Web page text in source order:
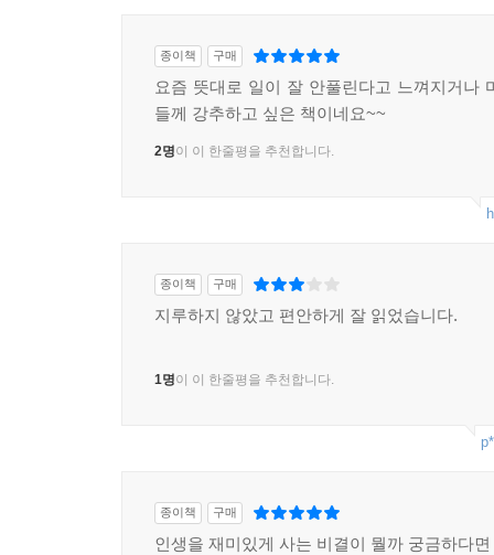
종이책 구매
요즘 뜻대로 일이 잘 안풀린다고 느껴지거나
들께 강추하고 싶은 책이네요~~
2명이 이 한줄평을 추천합니다.
종이책 구매
지루하지 않았고 편안하게 잘 읽었습니다.
1명이 이 한줄평을 추천합니다.
종이책 구매
인생을 재미있게 사는 비결이 뭘까 궁금하다